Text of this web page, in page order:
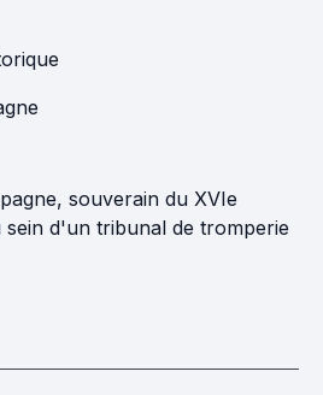
souverain du XVIe
d'un tribunal de tromperie